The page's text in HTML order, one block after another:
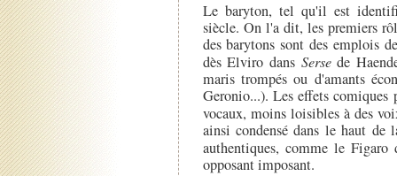
Le baryton, tel qu'il est
siècle. On l'a dit, les premiers
des barytons sont des emplois
dès Elviro dans Sersede
maris trompés ou d'amants
Geronio...). Les effets comiques
vocaux, moins loisibles à des
ainsi condensé dans le haut de
authentiques, comme le
opposant imposant.